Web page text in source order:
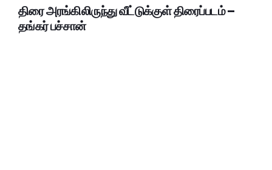
திரை அரங்கிலிருந்து வீட்டுக்குள் திரைப்படம் –
தங்கர் பச்சான்